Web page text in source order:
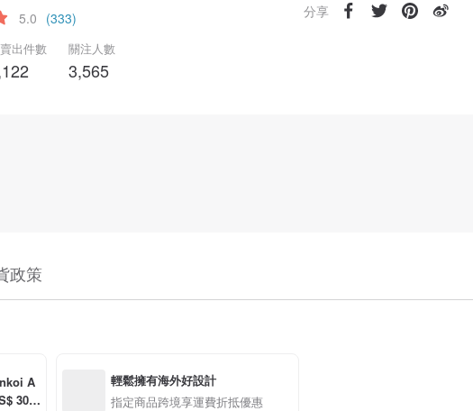
5.0 (333)
出件數 關注人數
3,565
分享
政策
A
30.0
輕鬆擁有海外好設計
指定商品跨境享運費折抵優惠